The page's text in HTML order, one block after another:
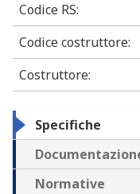
Codice RS:
Codice costruttore:
Costruttore:
Specifiche
Normative